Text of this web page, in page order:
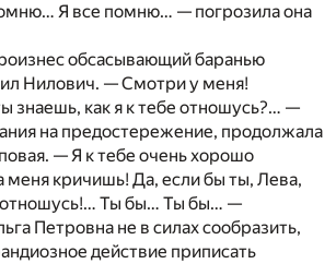
Я все помню… — погрозила она
обсасывающий баранью
Нилович. — Смотри у меня!
знаешь, как я к тебе отношусь?… —
на предостережение, продолжала
— Я к тебе очень хорошо
меня кричишь! Да, если бы ты, Лева,
отношусь!… Ты бы… Ты бы… —
Петровна не в силах сообразить,
действие приписать